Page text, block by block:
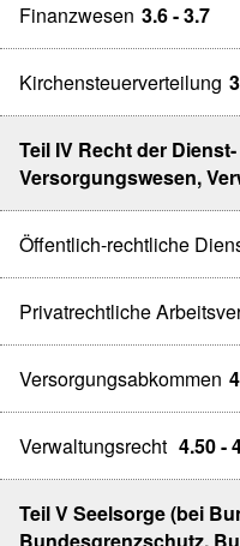
Finanzwesen 3.6 - 3.7
Kirchensteuerverteilung
Teil IV Recht der
Versorgungswesen,
Öffentlich-rechtliche
Privatrechtliche
Versorgungsabkommen
Verwaltungsrecht 4.50 -
Teil V Seelsorge (bei